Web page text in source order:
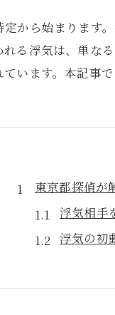
から始まります
る浮気は、単
います。本記事
東京都探偵が
浮気相手
浮気の初
東京都
浮気相手